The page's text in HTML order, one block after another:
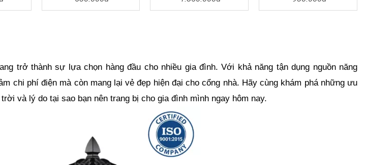
trở thành sự lựa chọn hàng đầu cho nhiều gia đình. Với khả năng tận dụng nguồn năng
chi phí điện mà còn mang lại vẻ đẹp hiện đại cho cổng nhà. Hãy cùng khám phá những ưu
và lý do tại sao bạn nên trang bị cho gia đình mình ngay hôm nay.